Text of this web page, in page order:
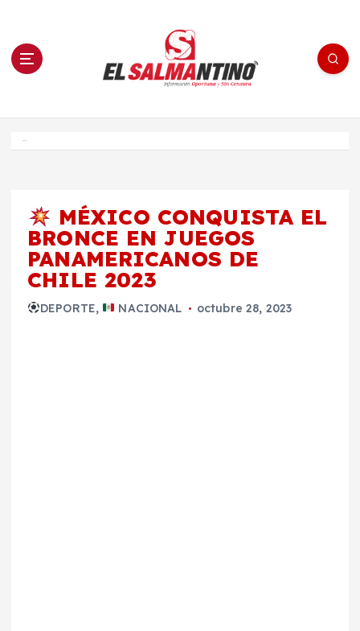
n El Salmantino - medios/noticias/editorial
MÉXICO CONQUISTA EL
BRONCE EN JUEGOS
PANAMERICANOS DE
CHILE 2023
DEPORTE, NACIONAL octubre 28, 2023